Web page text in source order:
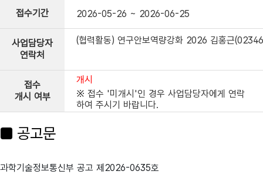
접수기간 2026-05-26 ~ 2026-06-25
사업담당자
연락처
(협력활동) 연구안보역량강화 2026 김홍근
접수
개시 여부
개시
※ 접수 '미개시'인 경우 사업담당자에게 연락
하여 주시기 바랍니다.
■ 공고문
과학기술정보통신부 공고 제2026-0635호